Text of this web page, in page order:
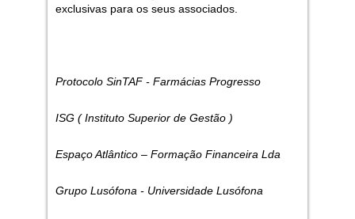
exclusivas para os seus associados.
Protocolo SinTAF - Farmácias Progresso
ISG ( Instituto Superior de Gestão )
Espaço Atlântico – Formação Financeira Lda
Grupo Lusófona - Universidade Lusófona